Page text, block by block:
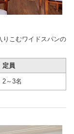
りこむワイドスパンの
定員
2～3名